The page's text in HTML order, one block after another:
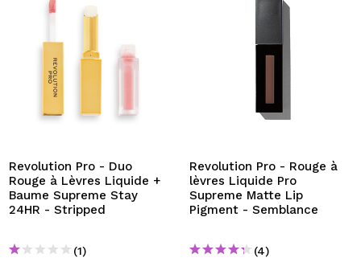
Revolution Pro - Duo
Rouge à Lèvres Liquide +
Baume Supreme Stay
24HR - Stripped
(1)
Revolution Pro - Rouge à
lèvres Liquide Pro
Supreme Matte Lip
Pigment - Semblance
(4)